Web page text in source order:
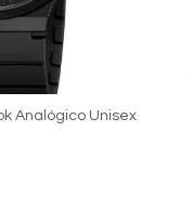
Analógico Unisex